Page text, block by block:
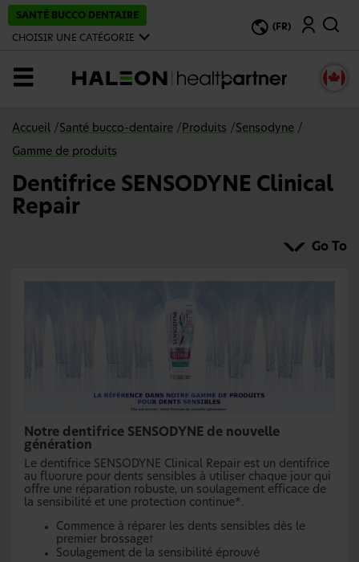
SANTÉ BUCCO DENTAIRE
CHOISIR UNE CATÉGORIE
(FR)
Recherche
MENU
Accueil / Santé bucco-dentaire / Produits / Sensodyne /
Gamme de produits
Dentifrice SENSODYNE Clinical
Repair
Go To
Notre dentifrice SENSODYNE de nouvelle
génération
Le dentifrice SENSODYNE Clinical Repair est un dentifrice
au fluorure pour dents sensibles à utiliser chaque jour qui
offre une réparation robuste, un soulagement efficace de
la sensibilité et une protection continue*.
Commence à réparer les dents sensibles dès le
premier brossage†
Soulagement de la sensibilité éprouvé